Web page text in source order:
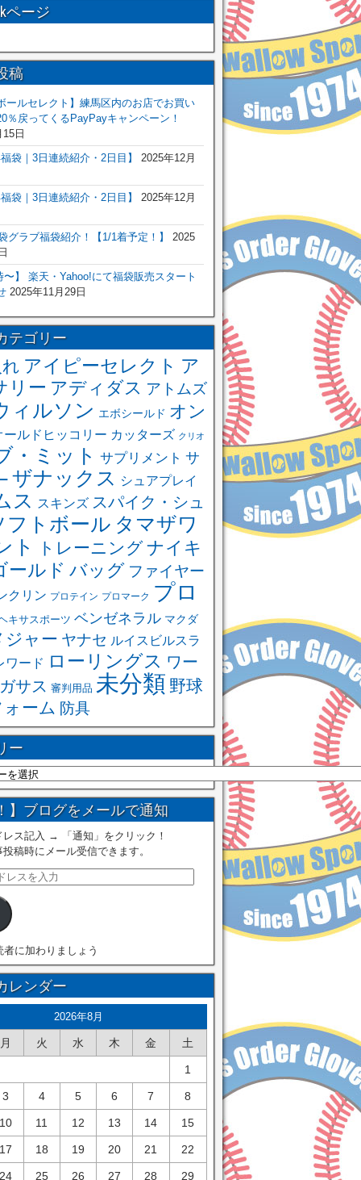
ページ
稿
ールセレクト】練馬区内のお店でお買い
％戻ってくるPayPayキャンペーン！
日
袋｜3日連続紹介・2日目】
2025年12月
袋｜3日連続紹介・2日目】 2025年12月
グラブ福袋紹介！【1/1着予定！】
2025
〜】 楽天・Yahoo!にて福袋販売スタート
2025年11月29日
テゴリー
アイピーセレクト ア
リー アディダス アトムズ
ィルソン エボシールド オン
ールドヒッコリー カッターズ クリオ
・ミット サプリメント サ
ザナックス シュアプレイ
ス スキンズ スパイク・シュ
フトボール タマザワ
ト
トレーニングナイキ
ールド バッグ ファイヤー
クリン プロテイン プロマーク プロ
キサスポーツ ベンゼネラル マクダ
ジャー ヤナセ ルイスビルスラ
ワード ローリングス ワー
サス 審判用品 未分類 野球
ーム 防具
ー
】ブログをメールで通知
レス記入 → 「通知」をクリック！
稿時にメール受信できます。
者に加わりましょう
レンダー
2026年8月
月 火 水 木 金 土
1
3 4 5 6 7 8
11 12 13 14 15
18 19 20 21 22
25 26 27 28 29